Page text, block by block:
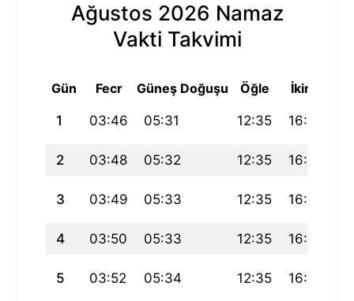
Ağustos 2026 Namaz
Vakti Takvimi
Gün Fecr Güneş Doğuşu Öğle İkindi
1 03:46 05:31 12:35 16:26
2 03:48 05:32 12:35 16:26
3 03:49 05:33 12:35 16:25
4 03:50 05:33 12:35 16:25
5 03:52 05:34 12:35 16:25